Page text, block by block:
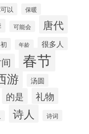
以 保暖
可能会 唐代
年龄 很多人
春节
游 汤圆
的是 礼物
诗人 诗词